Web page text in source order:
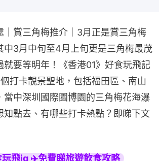
｜賞三角梅推介｜3月正是賞三角梅
中3月中旬至4月上旬更是三角梅最茂
就要等明年！《香港01》好食玩飛記
打卡靚景聖地，包括福田區、南山
當中深圳國際園博園的三角梅花海瀑
知點去、有哪些打卡熱點？即睇下文
飛ig ✈️免費睇旅遊飲食攻略